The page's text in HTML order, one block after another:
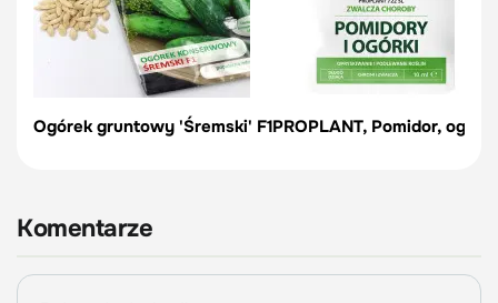
Ogórek gruntowy 'Śremski' F1PROPLANT, Pomidor,
Komentarze